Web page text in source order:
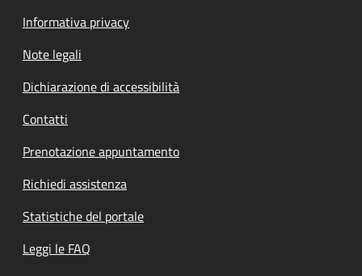
Informativa privacy
Note legali
Dichiarazione di accessibilità
Contatti
Prenotazione appuntamento
Richiedi assistenza
Statistiche del portale
Leggi le FAQ